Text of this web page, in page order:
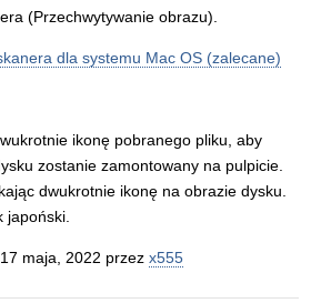
(Przechwytywanie obrazu).
dla systemu Mac OS (zalecane)
ikonę pobranego pliku, aby
zostanie zamontowany na pulpicie.
dwukrotnie ikonę na obrazie dysku.
japoński.
maja, 2022 przez x555